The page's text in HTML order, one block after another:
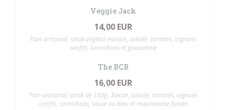
Veggie Jack
14,00 EUR
Pain artisanal, steak végétal maison, salade, tomates, oignons
confits, cornichons et guacamole
The BCB
16,00 EUR
Pain artisanal, steak de 160g , bacon, salade, tomates, oignons
confits, cornichons, sauce au bleu et mayonnaise fumée